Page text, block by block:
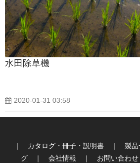
水田除草機
2020-01-31 03:58
｜ カタログ・冊子・説明書 ｜ 製品
グ ｜ 会社情報 ｜ お問い合わせ